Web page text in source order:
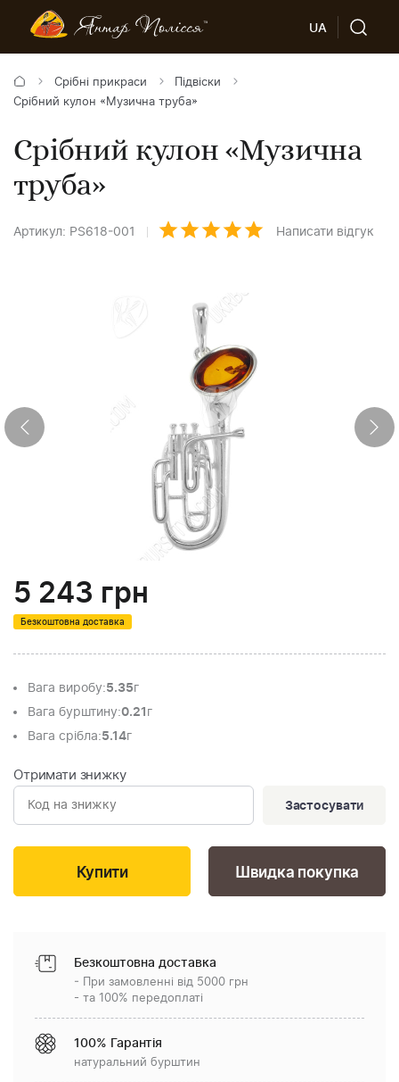
UA
Срібні прикраси
Підвіски
Срібний кулон «Музична труба»
Срібний кулон «Музична
труба»
Артикул: PS618-001 Написати відгук
5 243 грн
Безкоштовна доставка
Вага виробу:5.35г
Вага бурштину:0.21 г
Вага срібла:5.14г
Отримати знижку
Застосувати
Швидка покупка
Безкоштовна доставка
- При замовленні від 5000 грн
- та 100% передоплаті
100% Гарантія
натуральний бурштин